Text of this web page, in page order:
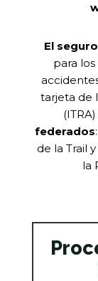
El
para
tarjeta de
(ITRA)
federados
de laTrail
la